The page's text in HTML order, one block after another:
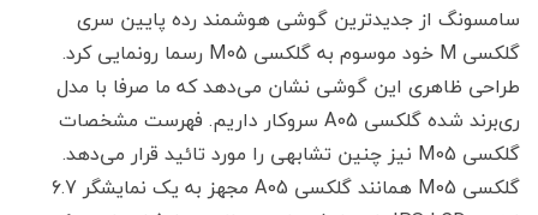
سامسونگ از جدیدترین گوشی هوشمند رده پایین سری
گلکسی M خود موسوم به گلکسی M05 رسما رونمایی کرد.
طراحی ظاهری این گوشی نشان می‌دهد که ما صرفا با مدل
ری‌برند شده گلکسی A05 سروکار داریم. فهرست مشخصات
گلکسی M05 نیز چنین تشابهی را مورد تائید قرار می‌دهد.
گلکسی M05 همانند گلکسی A05 مجهز به یک نمایشگر 6.7